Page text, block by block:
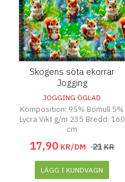
Skogens söta ekorrar
Jogging
JOGGING ÖGLAD
Komposition: 95% Bomull 5%
Lycra Vikt g/m 235 Bredd: 160
cm
17,90 KR/DM 21KR
LÄGG I KUNDVAGN